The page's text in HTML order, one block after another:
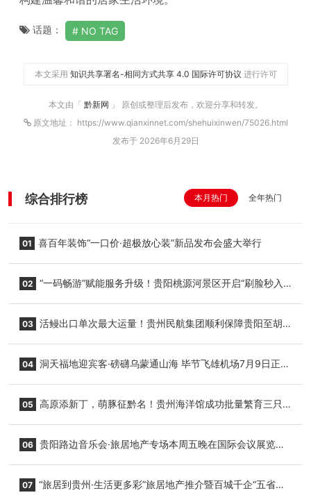
话题： NO TAG
本文采用 知识共享署名-相同方式共享 4.0 国际许可协议 进行许可
本文由「 黔新网 」 原创或整理后发布，欢迎分享和转发。
原文地址： https://www.qianxinnet.com/shehuixinwen/75026.html
发布于 2026年6月29日
综合排行榜 本月热门 全年热门
01 喜百年装饰“一口价·超极放心装”新品发布会盛大举行
02 “一码畅游”赋能服务升级！贵阳桃源河景区开启“刷脸秒入
03 活鳗出口单次最大运量！贵州民航集团顺利保障贵阳至胡
04 洞天福地迎宾客·磅礴乌蒙通山海 毕节飞雄机场7月9日正式
05 高原添新丁，萌豚征黔名！贵州海洋馆成功批量繁育三只
06 贵阳路边音乐会·旅居地产专场本周五晚在国际会议展览中
07 “旅居到贵州·生活更多彩”旅居地产推介暨百城千企“五省